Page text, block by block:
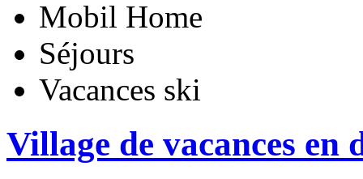
Mobil Home
Séjours
Vacances ski
Village de vacances en